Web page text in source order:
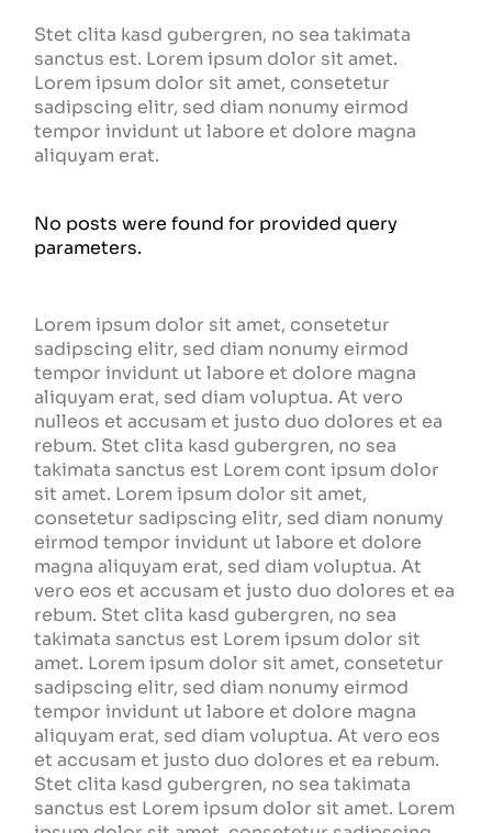
Stet clita kasd gubergren, no sea takimata
sanctus est. Lorem ipsum dolor sit amet.
Lorem ipsum dolor sit amet, consetetur
sadipscing elitr, sed diam nonumy eirmod
tempor invidunt ut labore et dolore magna
aliquyam erat.
No posts were found for provided query
parameters.
Lorem ipsum dolor sit amet, consetetur
sadipscing elitr, sed diam nonumy eirmod
tempor invidunt ut labore et dolore magna
aliquyam erat, sed diam voluptua. At vero
nulleos et accusam et justo duo dolores et ea
rebum. Stet clita kasd gubergren, no sea
takimata sanctus est Lorem cont ipsum dolor
sit amet. Lorem ipsum dolor sit amet,
consetetur sadipscing elitr, sed diam nonumy
eirmod tempor invidunt ut labore et dolore
magna aliquyam erat, sed diam voluptua. At
vero eos et accusam et justo duo dolores et ea
rebum. Stet clita kasd gubergren, no sea
takimata sanctus est Lorem ipsum dolor sit
amet. Lorem ipsum dolor sit amet, consetetur
sadipscing elitr, sed diam nonumy eirmod
tempor invidunt ut labore et dolore magna
aliquyam erat, sed diam voluptua. At vero eos
et accusam et justo duo dolores et ea rebum.
Stet clita kasd gubergren, no sea takimata
sanctus est Lorem ipsum dolor sit amet. Lorem